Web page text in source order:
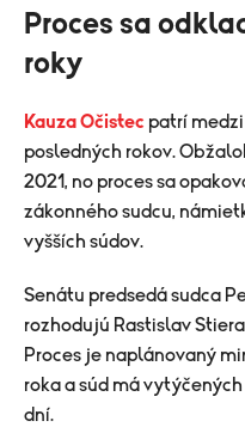
Proces sa
roky
Kauza Očistec patrí
posledných rokov.
2021, no proces sa
zákonného sudcu,
vyšších súdov.
Senátu predsedá sudca
rozhodujú Rastislav
Proces je naplánovaný
roka a súd má
dní.